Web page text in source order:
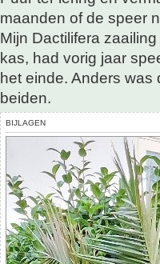
maanden of de speer
Mijn Dactilifera
kas, had vorig jaar
het einde. Anders was
beiden.
BIJLAGEN